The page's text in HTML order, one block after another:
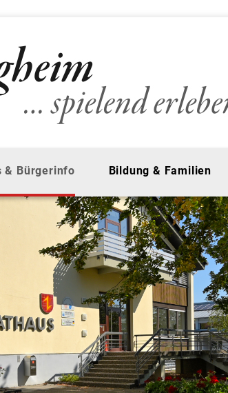
& Bürgerinfo Bildung & Familien